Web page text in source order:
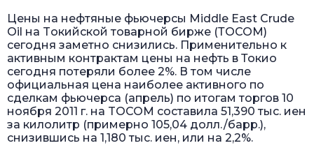
Цены на нефтяные фьючерсы Middle East Crude
Oil на Tокийской товарной бирже (ТOCOM)
сегодня заметно снизились. Применительно к
активным контрактам цены на нефть в Токио
сегодня потеряли более 2%. В том числе
официальная цена наиболее активного по
сделкам фьючерса (апрель) по итогам торгов 10
ноября 2011 г. на TOCOM составила 51,390 тыс. иен
за килолитр (примерно 105,04 долл./барр.),
снизившись на 1,180 тыс. иен, или на 2,2%.